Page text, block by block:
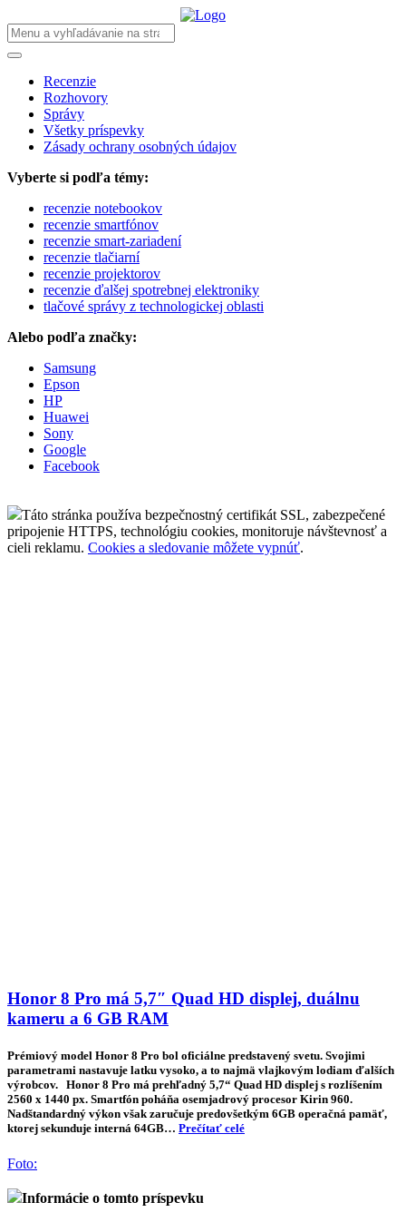
Recenzie
Rozhovory
Správy
Všetky príspevky
Zásady ochrany osobných údajov
Vyberte si podľa témy:
recenzie notebookov
recenzie smartfónov
recenzie smart-zariadení
recenzie tlačiarní
recenzie projektorov
recenzie ďalšej spotrebnej elektroniky
tlačové správy z technologickej oblasti
Alebo podľa značky:
Samsung
Epson
HP
Huawei
Sony
Google
Facebook
Táto stránka používa bezpečnostný certifikát SSL, zabezpečené
pripojenie HTTPS, technológiu cookies, monitoruje návštevnosť a
cieli reklamu. Cookies a sledovanie môžete vypnúť.
Honor 8 Pro má 5,7″ Quad HD displej, duálnu
kameru a 6 GB RAM
Prémiový model Honor 8 Pro bol oficiálne predstavený svetu. Svojimi
parametrami nastavuje latku vysoko, a to najmä vlajkovým lodiam ďalších
výrobcov. Honor 8 Pro má prehľadný 5,7“ Quad HD displej s rozlíšením
2560 x 1440 px. Smartfón poháňa osemjadrový procesor Kirin 960.
Nadštandardný výkon však zaručuje predovšetkým 6GB operačná pamäť,
ktorej sekunduje interná 64GB… Prečítať celé
Foto:
Informácie o tomto príspevku